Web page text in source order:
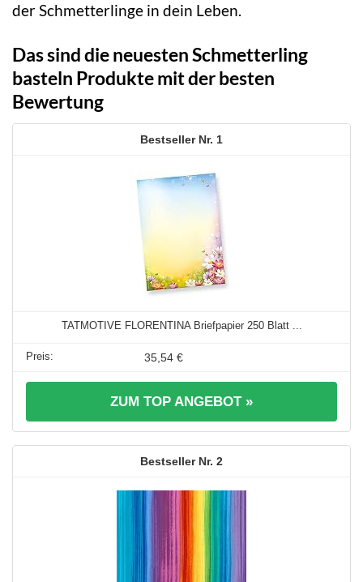
der Schmetterlinge in dein Leben.
Das sind die neuesten Schmetterling
basteln Produkte mit der besten
Bewertung
1
TATMOTIVE FLORENTINA Briefpapier 250 Blatt ...
35,54 €
ZUM TOP ANGEBOT »
2